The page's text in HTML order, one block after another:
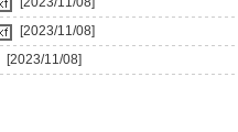
[2023/11/08]
[2023/11/08]